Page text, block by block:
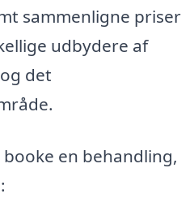
sammenligne priser
udbydere af
og det
en behandling,